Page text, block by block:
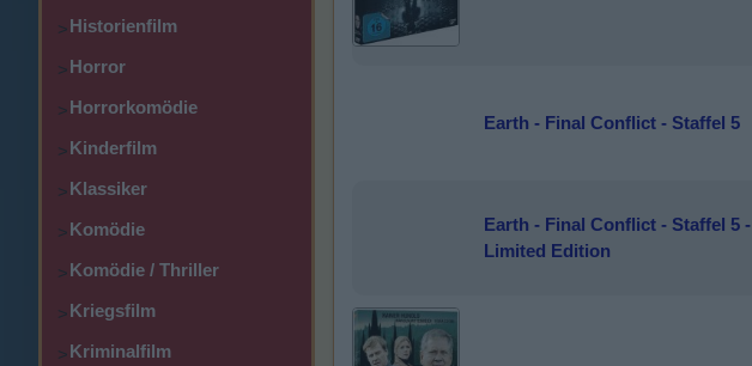
>Historienfilm
>Horror
>Horrorkomödie
>Kinderfilm
>Klassiker
>Komödie
>Komödie / Thriller
>Kriegsfilm
>Kriminalfilm
Earth - Final Conflict - Staffel 5
Earth - Final Conflict - Staffel 5 -
Limited Edition